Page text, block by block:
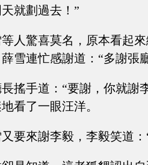
就劃過去！”
人驚喜莫名，原本看起
雪連忙感謝道：“多謝張
搖手道：“要謝，你就謝
看了一眼汪洋。
要來謝李毅，李毅笑道